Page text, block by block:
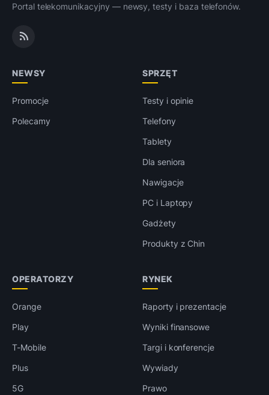
Portal telekomunikacyjny — newsy, testy i baza telefonów.
NEWSY
Promocje
Polecamy
SPRZĘT
Testy i opinie
Telefony
Tablety
Dla seniora
Nawigacje
PC i Laptopy
Gadżety
Produkty z Chin
OPERATORZY
Orange
Play
T-Mobile
Plus
5G
RYNEK
Raporty i prezentacje
Wyniki finansowe
Targi i konferencje
Wywiady
Prawo